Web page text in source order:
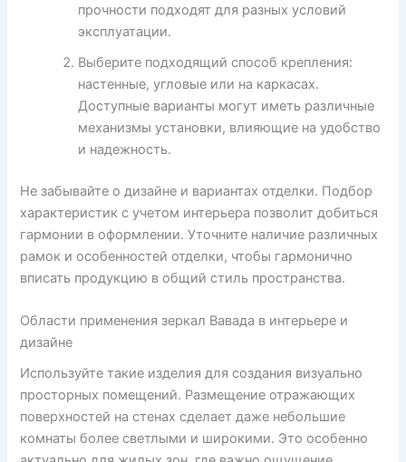
прочности подходят для разных условий
эксплуатации.
Выберите подходящий способ крепления:
настенные, угловые или на каркасах.
Доступные варианты могут иметь различные
механизмы установки, влияющие на удобство
и надежность.
Не забывайте о дизайне и вариантах отделки. Подбор
характеристик с учетом интерьера позволит добиться
гармонии в оформлении. Уточните наличие различных
рамок и особенностей отделки, чтобы гармонично
вписать продукцию в общий стиль пространства.
Области применения зеркал Вавада в интерьере и
дизайне
Используйте такие изделия для создания визуально
просторных помещений. Размещение отражающих
поверхностей на стенах сделает даже небольшие
комнаты более светлыми и широкими. Это особенно